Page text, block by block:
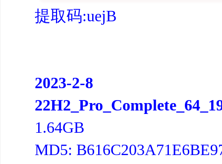
提取码:uejB
2023-2-8
1.64GB
MD5: